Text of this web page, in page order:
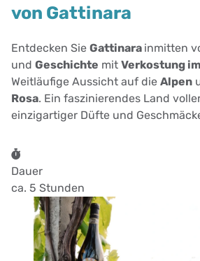
von Gattinara
Entdecken Sie Gattinara inmitten
und Geschichte mit Verkostung
Weitläufige Aussicht auf die Alpen
Rosa. Ein faszinierendes Land
einzigartiger Düfte und
Dauer
ca. 5 Stunden